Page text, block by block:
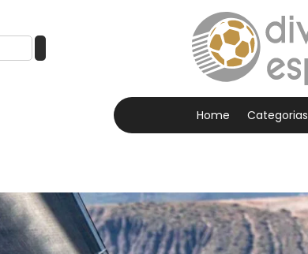
Home Categorias